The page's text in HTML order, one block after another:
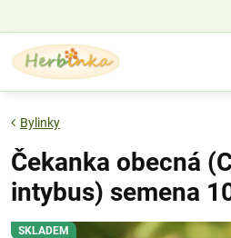
SKLADEM
Bylinky
Čekanka obecná
intybus) semena